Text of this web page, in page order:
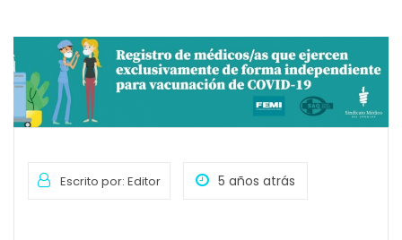
Escrito por: Editor 5 años atrás